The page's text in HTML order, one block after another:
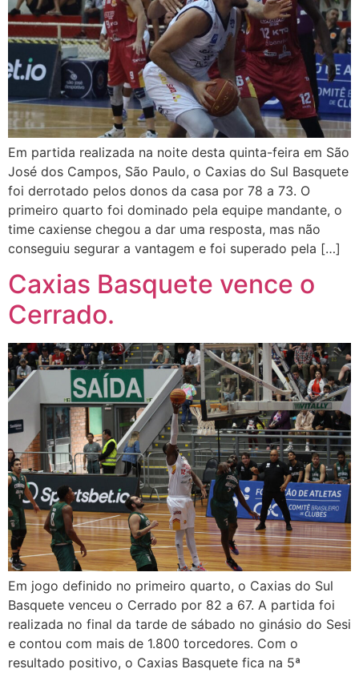
Em partida realizada na noite desta quinta-feira em São
José dos Campos, São Paulo, o Caxias do Sul Basquete
foi derrotado pelos donos da casa por 78 a 73. O
primeiro quarto foi dominado pela equipe mandante, o
time caxiense chegou a dar uma resposta, mas não
conseguiu segurar a vantagem e foi superado pela […]
Caxias Basquete vence o
Cerrado.
Em jogo definido no primeiro quarto, o Caxias do Sul
Basquete venceu o Cerrado por 82 a 67. A partida foi
realizada no final da tarde de sábado no ginásio do Sesi
e contou com mais de 1.800 torcedores. Com o
resultado positivo, o Caxias Basquete fica na 5ª